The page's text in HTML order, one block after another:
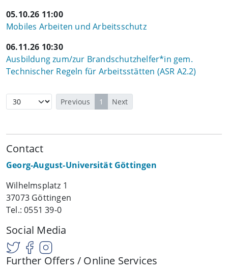
05.10.26 11:00
Mobiles Arbeiten und Arbeitsschutz
06.11.26 10:30
Ausbildung zum/zur Brandschutzhelfer*in gem.
Technischer Regeln für Arbeitsstätten (ASR A2.2)
Previous 1 Next
Contact
Georg-August-Universität Göttingen
Wilhelmsplatz 1
37073 Göttingen
Tel.: 0551 39-0
Social Media
Further Offers / Online Services